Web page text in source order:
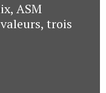
ASM
trois